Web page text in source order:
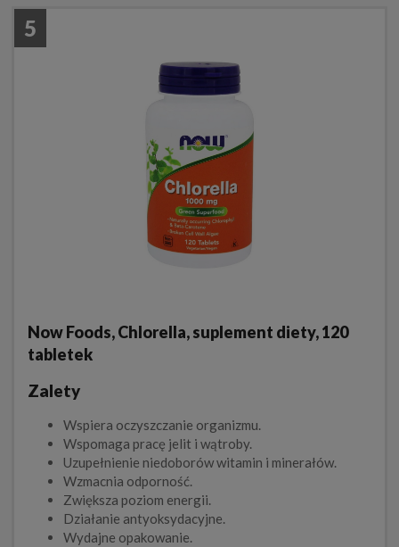
5
Now Foods, Chlorella, suplement diety, 120
tabletek
Zalety
Wspiera oczyszczanie organizmu.
Wspomaga pracę jelit i wątroby.
Uzupełnienie niedoborów witamin i minerałów.
Wzmacnia odporność.
Zwiększa poziom energii.
Działanie antyoksydacyjne.
Wydajne opakowanie.